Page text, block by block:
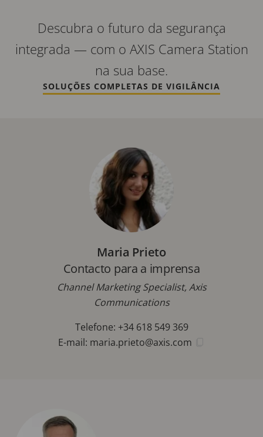
Descubra o futuro da segurança
integrada — com o AXIS Camera Station
na sua base.
SOLUÇÕES COMPLETAS DE VIGILÂNCIA
Maria Prieto
Contacto para a imprensa
Channel Marketing Specialist, Axis
Communications
Telefone: +34 618 549 369
E-mail: maria.prieto@axis.com